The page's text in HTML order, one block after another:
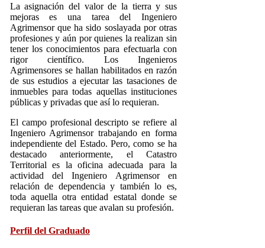
La asignación del valor de la tierra y sus
mejoras es una tarea del Ingeniero
Agrimensor que ha sido soslayada por otras
profesiones y aún por quienes la realizan sin
tener los conocimientos para efectuarla con
rigor científico. Los Ingenieros
Agrimensores se hallan habilitados en razón
de sus estudios a ejecutar las tasaciones de
inmuebles para todas aquellas instituciones
públicas y privadas que así lo requieran.
El campo profesional descripto se refiere al
Ingeniero Agrimensor trabajando en forma
independiente del Estado. Pero, como se ha
destacado anteriormente, el Catastro
Territorial es la oficina adecuada para la
actividad del Ingeniero Agrimensor en
relación de dependencia y también lo es,
toda aquella otra entidad estatal donde se
requieran las tareas que avalan su profesión.
Perfil del Graduado